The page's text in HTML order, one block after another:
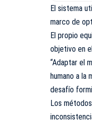
El sistema
marco de
El propio
objetivo en
“Adaptar el
humano a la
desafío
Los